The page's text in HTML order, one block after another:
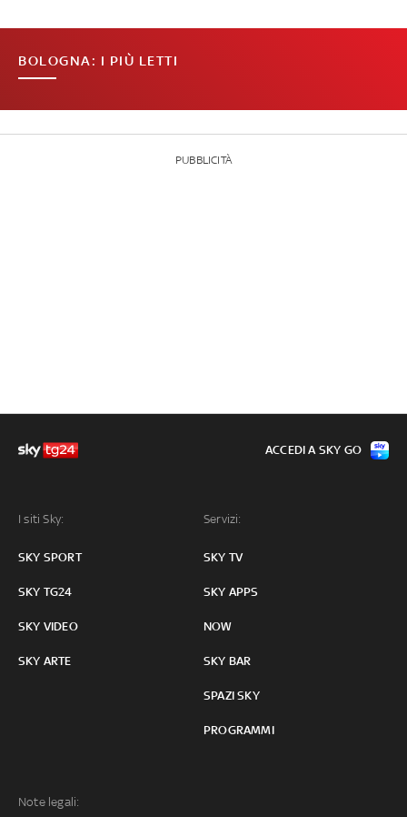
BOLOGNA: I PIÙ LETTI
PUBBLICITÀ
I siti Sky:
SKY SPORT
SKY TG24
SKY VIDEO
SKY ARTE
Servizi:
SKY TV
SKY APPS
NOW
SKY BAR
SPAZI SKY
PROGRAMMI
Note legali:
ACCEDI A SKY GO